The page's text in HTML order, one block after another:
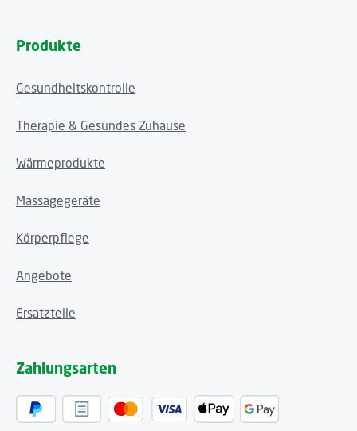
Produkte
Gesundheitskontrolle
Therapie & Gesundes Zuhause
Wärmeprodukte
Massagegeräte
Körperpflege
Angebote
Ersatzteile
Zahlungsarten